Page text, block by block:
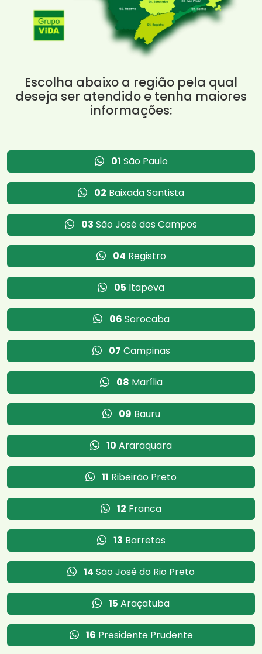
Escolha abaixo a região pela qual
deseja ser atendido e tenha maiores
informações:
01 São Paulo
02 Baixada Santista
03 São José dos Campos
04 Registro
05 Itapeva
06 Sorocaba
07 Campinas
08 Marília
09 Bauru
10 Araraquara
11 Ribeirão Preto
12 Franca
13 Barretos
14 São José do Rio Preto
15 Araçatuba
16 Presidente Prudente